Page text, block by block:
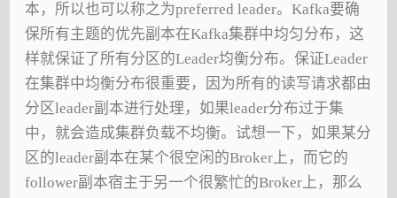
本，所以也可以称之为preferred leader。Kafka要确
保所有主题的优先副本在Kafka集群中均匀分布，这
样就保证了所有分区的Leader均衡分布。保证Leader
在集群中均衡分布很重要，因为所有的读写请求都由
分区leader副本进行处理，如果leader分布过于集
中，就会造成集群负载不均衡。试想一下，如果某分
区的leader副本在某个很空闲的Broker上，而它的
follower副本宿主于另一个很繁忙的Broker上，那么